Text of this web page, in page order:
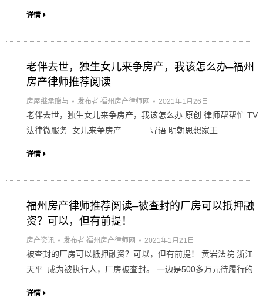
详情
老伴去世，独生女儿来争房产，我该怎么办–福州
房产律师推荐阅读
房屋继承赠与 发布者 福州房产律师网 2021年1月26日
老伴去世，独生女儿来争房产，我该怎么办 原创 律师帮帮忙 TV
法律微服务 女儿来争房产…… 导语 明朝思想家王
详情
福州房产律师推荐阅读–被查封的厂房可以抵押融
资？可以，但有前提！
房产资讯 发布者 福州房产律师网 2021年1月21日
被查封的厂房可以抵押融资？可以，但有前提！ 黄岩法院 浙江
天平 成为被执行人，厂房被查封。 一边是500多万元待履行的
详情